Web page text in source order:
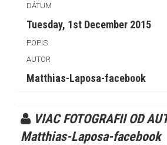
DÁTUM
Tuesday, 1st December 2015
POPIS
AUTOR
Matthias-Laposa-facebook
VIAC FOTOGRAFII OD
Matthias-Laposa-facebook